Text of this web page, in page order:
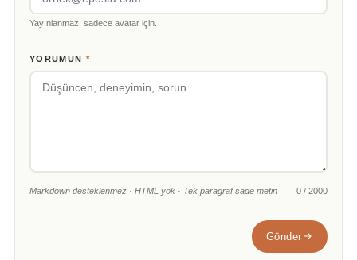
Yayınlanmaz, sadece avatar için.
YORUMUN *
Markdown desteklenmez · HTML yok · Tek paragraf sade metin 0 / 2000
Gönder